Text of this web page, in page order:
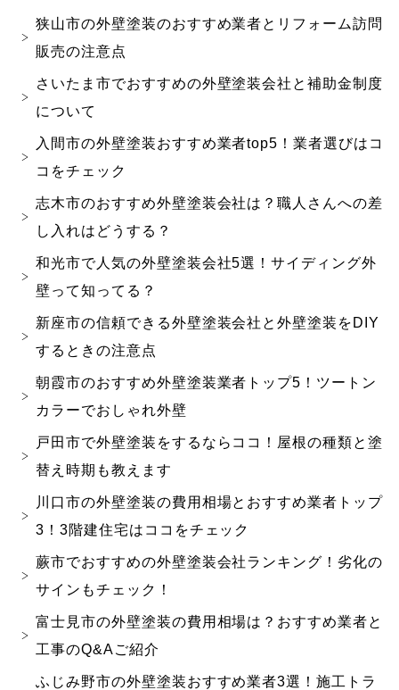
狭山市の外壁塗装のおすすめ業者とリフォーム訪問
販売の注意点
さいたま市でおすすめの外壁塗装会社と補助金制度
について
入間市の外壁塗装おすすめ業者top5！業者選びはコ
コをチェック
志木市のおすすめ外壁塗装会社は？職人さんへの差
し入れはどうする？
和光市で人気の外壁塗装会社5選！サイディング外
壁って知ってる？
新座市の信頼できる外壁塗装会社と外壁塗装をDIY
するときの注意点
朝霞市のおすすめ外壁塗装業者トップ5！ツートン
カラーでおしゃれ外壁
戸田市で外壁塗装をするならココ！屋根の種類と塗
替え時期も教えます
川口市の外壁塗装の費用相場とおすすめ業者トップ
3！3階建住宅はココをチェック
蕨市でおすすめの外壁塗装会社ランキング！劣化の
サインもチェック！
富士見市の外壁塗装の費用相場は？おすすめ業者と
工事のQ&Aご紹介
ふじみ野市の外壁塗装おすすめ業者3選！施工トラ